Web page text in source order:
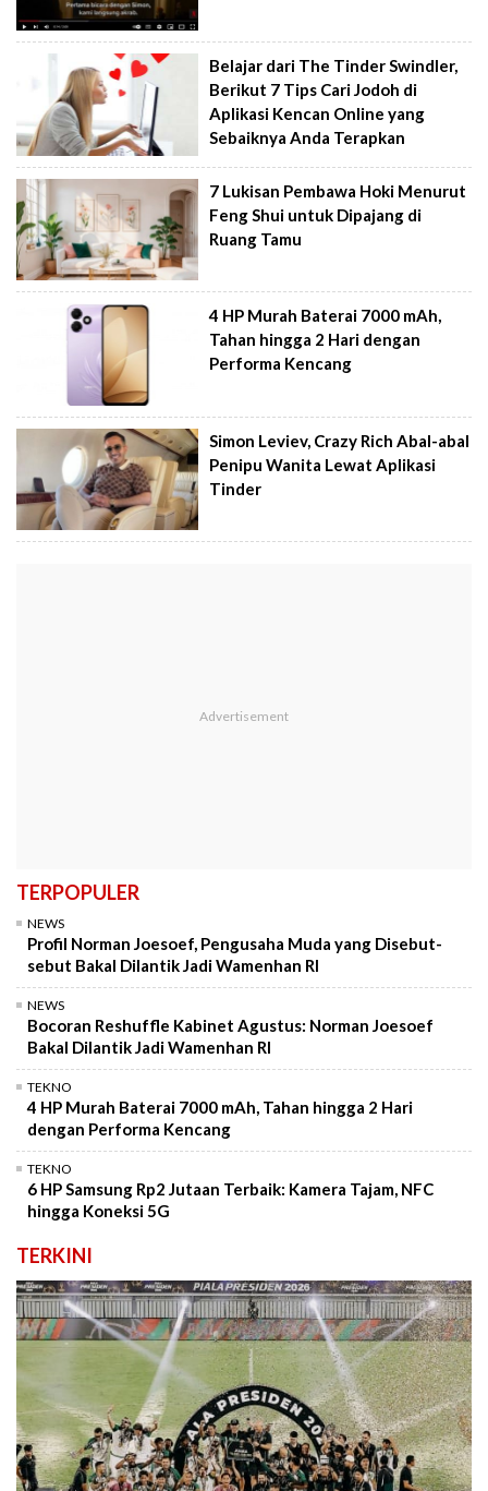
Belajar dari The Tinder Swindler,
Berikut 7 Tips Cari Jodoh di
Aplikasi Kencan Online yang
Sebaiknya Anda Terapkan
7 Lukisan Pembawa Hoki Menurut
Feng Shui untuk Dipajang di
Ruang Tamu
4 HP Murah Baterai 7000 mAh,
Tahan hingga 2 Hari dengan
Performa Kencang
Simon Leviev, Crazy Rich Abal-abal
Penipu Wanita Lewat Aplikasi
Tinder
TERPOPULER
NEWS
Profil Norman Joesoef, Pengusaha Muda yang Disebut-
sebut Bakal Dilantik Jadi Wamenhan RI
NEWS
Bocoran Reshuffle Kabinet Agustus: Norman Joesoef
Bakal Dilantik Jadi Wamenhan RI
TEKNO
4 HP Murah Baterai 7000 mAh, Tahan hingga 2 Hari
dengan Performa Kencang
TEKNO
6 HP Samsung Rp2 Jutaan Terbaik: Kamera Tajam, NFC
hingga Koneksi 5G
TERKINI